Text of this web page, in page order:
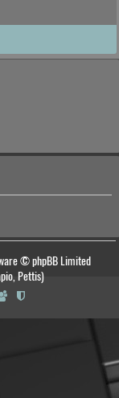
© phpBB Limited
Pettis)